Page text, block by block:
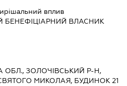
вплив
БЕНЕФІЦІАРНИЙ ВЛАСНИК
ОБЛ., ЗОЛОЧІВСЬКИЙ Р-Н,
МИКОЛАЯ, БУДИНОК 21